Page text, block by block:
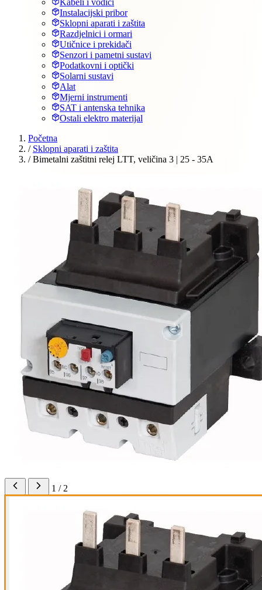
Kabeli i vodiči
Instalacijski pribor
Sklopni aparati i zaštita
Razdjelnici i ormari
Utičnice i prekidači
Senzori i pametni sustavi
Podatkovni i optički
Solarni sustavi
Alat
Mjerni instrumenti
SAT i antenska tehnika
Ostali elektro materijal
Početna
/ Sklopni aparati i zaštita
/ Bimetalni zaštitni relej LTT, veličina 3 | 25 - 35A
1 / 2